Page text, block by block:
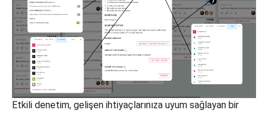
Etkili denetim, gelişen ihtiyaçlarınıza uyum sağlayan bir